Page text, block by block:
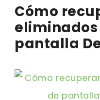
Cómo
pantalla